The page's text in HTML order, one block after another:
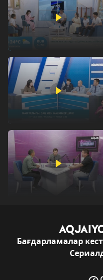
Бағдарламалар